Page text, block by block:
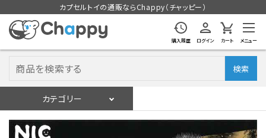
カプセルトイの通販ならChappy（チャッピー）
購入履歴 ログイン カート メニュー
検索
カテゴリー
ログイン